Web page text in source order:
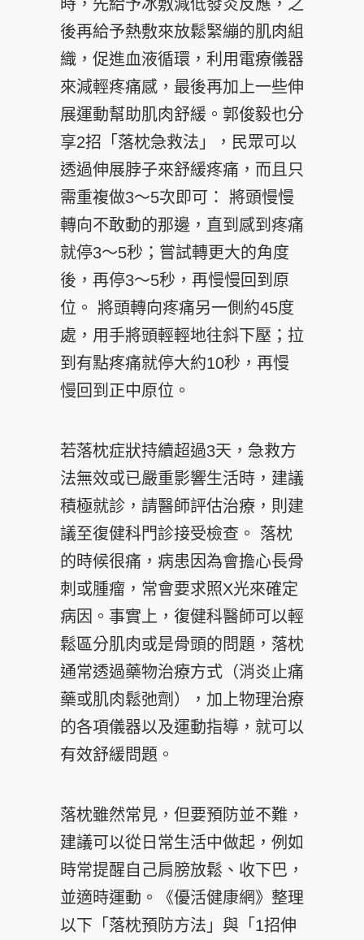
時，先給予冰敷減低發炎反應，之
後再給予熱敷來放鬆緊繃的肌肉組
織，促進血液循環，利用電療儀器
來減輕疼痛感，最後再加上一些伸
展運動幫助肌肉舒緩。郭俊毅也分
享2招「落枕急救法」，民眾可以
透過伸展脖子來舒緩疼痛，而且只
需重複做3～5次即可： 將頭慢慢
轉向不敢動的那邊，直到感到疼痛
就停3～5秒；嘗試轉更大的角度
後，再停3～5秒，再慢慢回到原
位。 將頭轉向疼痛另一側約45度
處，用手將頭輕輕地往斜下壓；拉
到有點疼痛就停大約10秒，再慢
慢回到正中原位。
若落枕症狀持續超過3天，急救方
法無效或已嚴重影響生活時，建議
積極就診，請醫師評估治療，則建
議至復健科門診接受檢查。 落枕
的時候很痛，病患因為會擔心長骨
刺或腫瘤，常會要求照X光來確定
病因。事實上，復健科醫師可以輕
鬆區分肌肉或是骨頭的問題，落枕
通常透過藥物治療方式（消炎止痛
藥或肌肉鬆弛劑），加上物理治療
的各項儀器以及運動指導，就可以
有效舒緩問題。
落枕雖然常見，但要預防並不難，
建議可以從日常生活中做起，例如
時常提醒自己肩膀放鬆、收下巴，
並適時運動。《優活健康網》整理
以下「落枕預防方法」與「1招伸